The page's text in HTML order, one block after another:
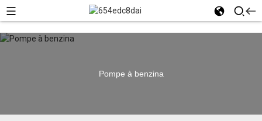
Pompe à benzina